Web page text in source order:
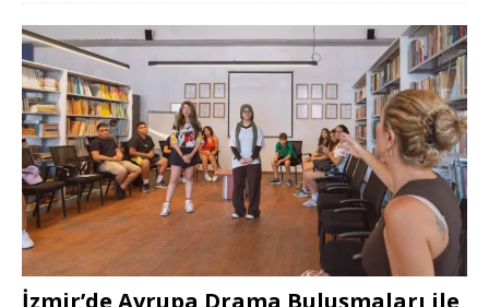
İzmir’de Avrupa Drama Buluşmaları ile